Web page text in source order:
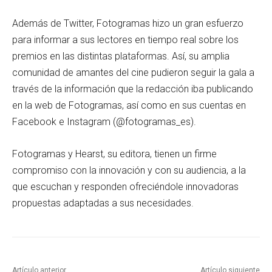
Además de Twitter, Fotogramas hizo un gran esfuerzo
para informar a sus lectores en tiempo real sobre los
premios en las distintas plataformas. Así, su amplia
comunidad de amantes del cine pudieron seguir la gala a
través de la información que la redacción iba publicando
en la web de Fotogramas, así como en sus cuentas en
Facebook e Instagram (@fotogramas_es).
Fotogramas y Hearst, su editora, tienen un firme
compromiso con la innovación y con su audiencia, a la
que escuchan y responden ofreciéndole innovadoras
propuestas adaptadas a sus necesidades.
Artículo anterior Artículo siguiente